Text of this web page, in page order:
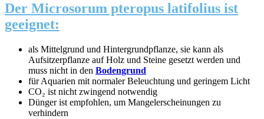
Der Microsorum pteropus latifolius ist
geeignet:
als Mittelgrund und Hintergrundpflanze, sie kann als
Aufsitzerpflanze auf Holz und Steine gesetzt werden und
muss nicht in den Bodengrund
für Aquarien mit normaler Beleuchtung und geringem Licht
CO₂ ist nicht zwingend notwendig
Dünger ist empfohlen, um Mangelerscheinungen zu
verhindern